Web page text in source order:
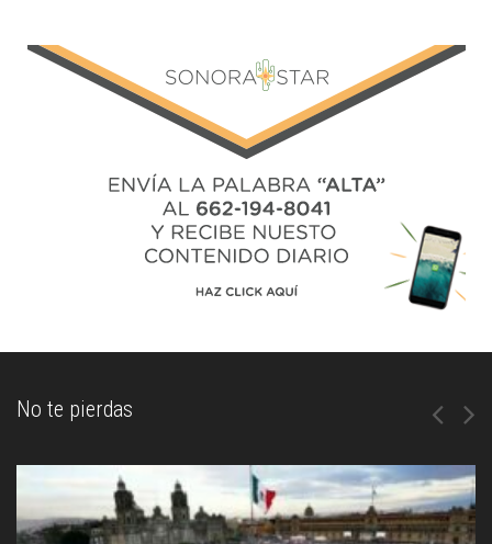
No te pierdas